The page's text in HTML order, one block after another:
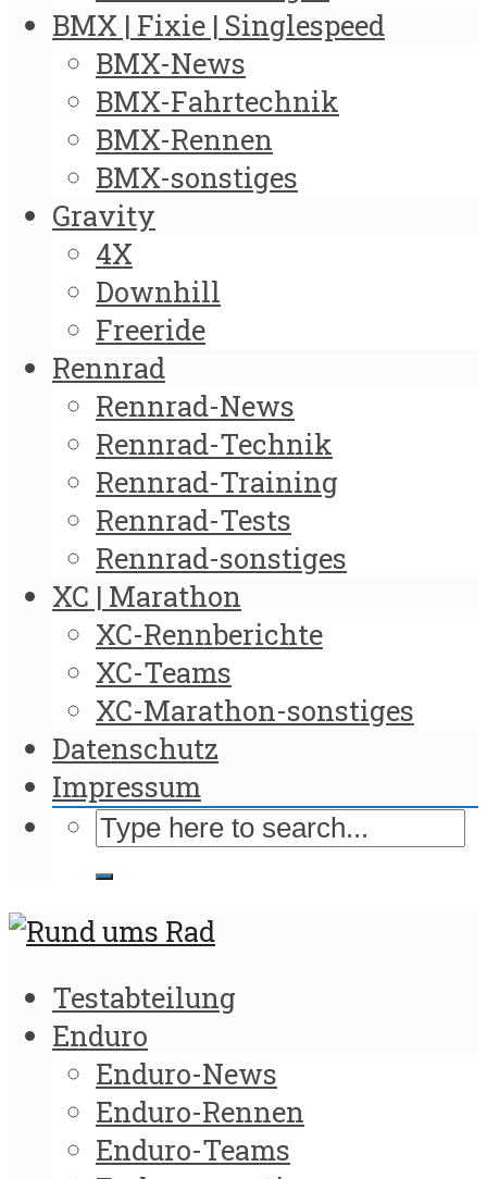
BMX | Fixie | Singlespeed
BMX-News
BMX-Fahrtechnik
BMX-Rennen
BMX-sonstiges
Gravity
4X
Downhill
Freeride
Rennrad
Rennrad-News
Rennrad-Technik
Rennrad-Training
Rennrad-Tests
Rennrad-sonstiges
XC | Marathon
XC-Rennberichte
XC-Teams
XC-Marathon-sonstiges
Datenschutz
Impressum
Testabteilung
Enduro
Enduro-News
Enduro-Rennen
Enduro-Teams